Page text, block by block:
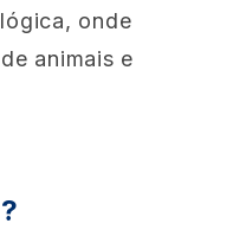
onde
animais e